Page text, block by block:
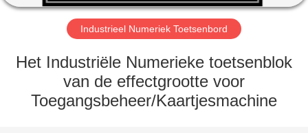
FABRIEKSREIS
KWALITEITSCONTROLE
CONTACTEER
Industrieel Numeriek Toetsenbord
Het Industriële Numerieke toetsenblok
van de effectgrootte voor
Toegangsbeheer/Kaartjesmachine